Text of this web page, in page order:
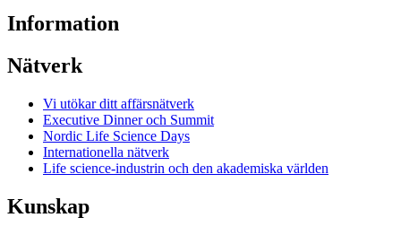
Information
Nätverk
Vi utökar ditt affärsnätverk
Executive Dinner och Summit
Nordic Life Science Days
Internationella nätverk
Life science-industrin och den akademiska världen
Kunskap